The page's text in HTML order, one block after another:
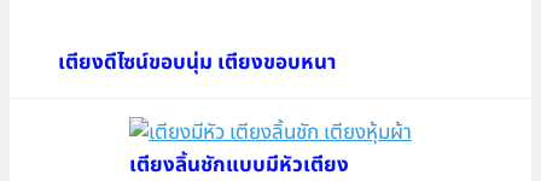
เตียงดีไซน์ขอบนุ่ม เตียงขอบหนา
เตียงลิ้นชักแบบมีหัวเตียง